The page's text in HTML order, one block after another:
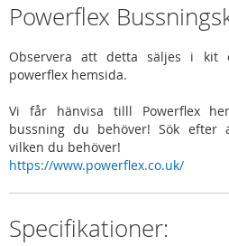
Powerflex
Observera att detta säljes i kit
powerflex hemsida.
Vi får hänvisa tilll Powerflex
bussning du behöver! Sök efter
vilken du behöver!
https://www.powerflex.co.uk/
Specifikationer: